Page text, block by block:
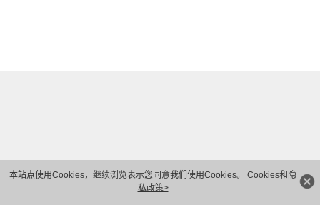
本站点使用Cookies，继续浏览表示您同意我们使用Cookies。 Cookies和隐
私政策>